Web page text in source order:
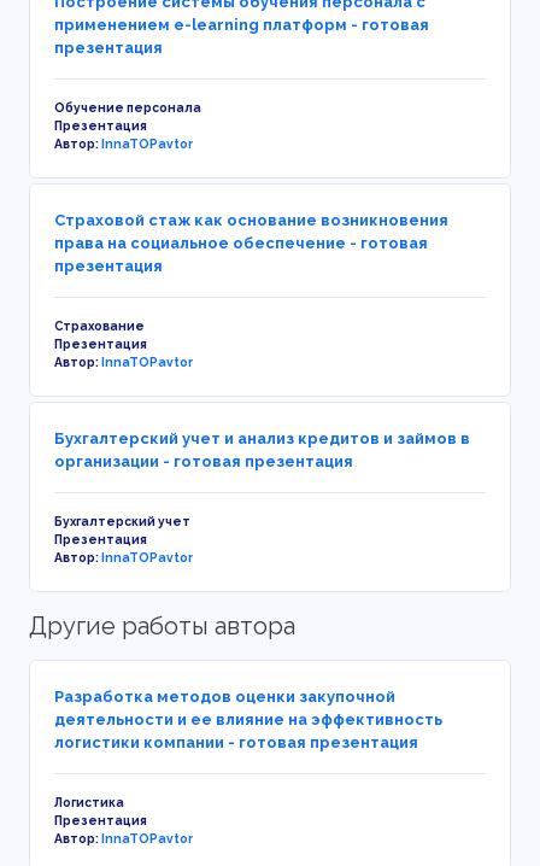
применением e-learning платформ - готовая
презентация
Обучение персонала
Презентация
Автор:InnaTOPavtor
Страховой стаж как основание возникновения
права на социальное обеспечение - готовая
презентация
Страхование
Презентация
Автор:InnaTOPavtor
Бухгалтерский учет и анализ кредитов и займов в
организации - готовая презентация
Бухгалтерский учет
Презентация
Автор:InnaTOPavtor
Другие работы автора
Разработка методов оценки закупочной
деятельности и ее влияние на эффективность
логистики компании - готовая презентация
Логистика
Презентация
Автор:InnaTOPavtor